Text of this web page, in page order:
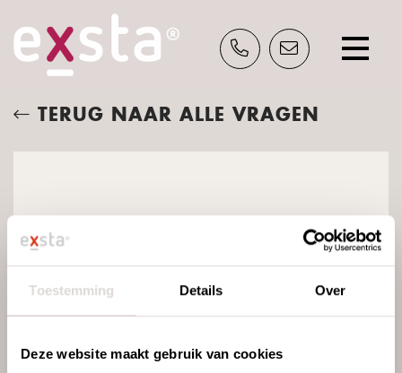
Toestemming Details Over
Deze website maakt gebruik van cookies
TERUG NAAR ALLE VRAGEN
UIT WELKE
KLEUREN EN
MATERIALEN KAN
IK KIEZEN?
inspiratieblad.